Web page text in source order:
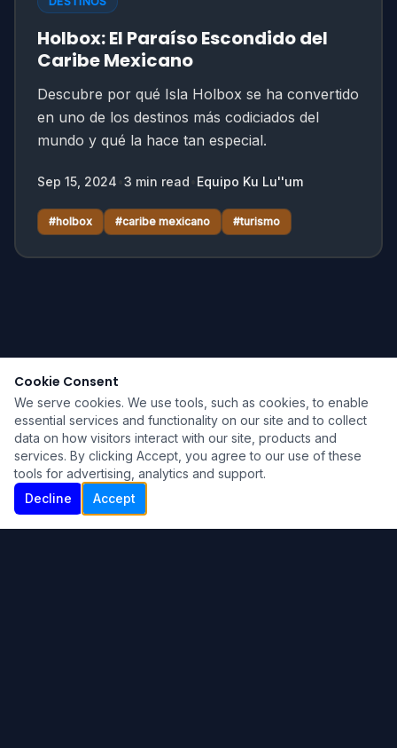
Holbox: El Paraíso Escondido del
Caribe Mexicano
Descubre por qué Isla Holbox se ha convertido
en uno de los destinos más codiciados del
mundo y qué la hace tan especial.
Sep 15, 2024 3 min read Equipo Ku Lu''um
#holbox #caribe mexicano #turismo
Cookie Consent
We serve cookies. We use tools, such as cookies, to enable
essential services and functionality on our site and to collect
data on how visitors interact with our site, products and
services. By clicking Accept, you agree to our use of these
tools for advertising, analytics and support.
Decline
Accept